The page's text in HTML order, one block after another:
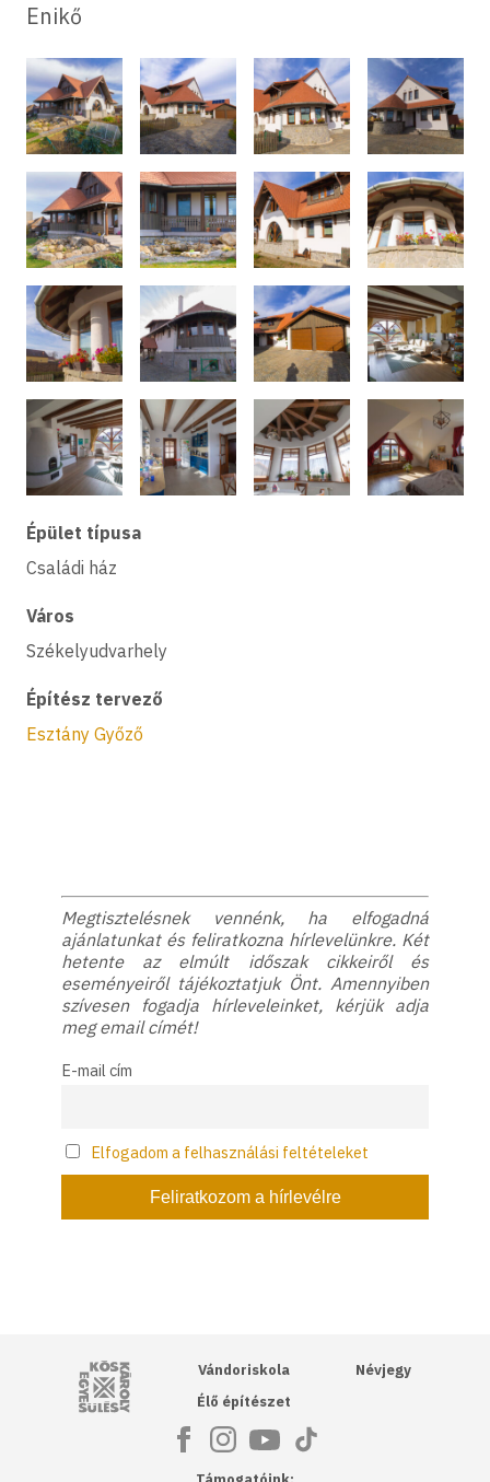
Enikő
Épület típusa
Családi ház
Város
Székelyudvarhely
Építész tervező
Esztány Győző
Megtisztelésnek vennénk, ha elfogadná
ajánlatunkat és feliratkozna hírlevelünkre. Két
hetente az elmúlt időszak cikkeiről és
eseményeiről tájékoztatjuk Önt. Amennyiben
szívesen fogadja hírleveleinket, kérjük adja
meg email címét!
E-mail cím
Elfogadom a felhasználási feltételeket
Kós Károly Egyesülés
Vándoriskola
Élő építészet
Névjegy